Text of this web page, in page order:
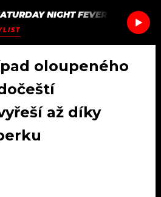
JAK
SEZNAM.CZ
NIGHT FEVER
oloupeného
až díky